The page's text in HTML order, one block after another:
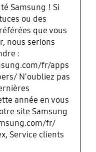
recommander
-
couleurs et
honnête -Pas
l'oled et
(l'oled me fatigue
Samsung ! Si
ou des
que vous
nous serions
:
fr/apps
N'oubliez pas
année en vous
site Samsung
fr/
Service clients